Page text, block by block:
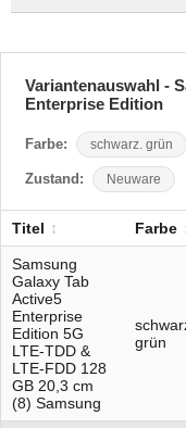
Variantenauswahl -
Enterprise Edition
Farbe: schwarz. grün
Zustand: Neuware
Titel Farbe
Samsung
Galaxy Tab
Active5
Enterprise
Edition 5G
LTE-TDD &
LTE-FDD 128
GB 20,3 cm
(8) Samsung
grün